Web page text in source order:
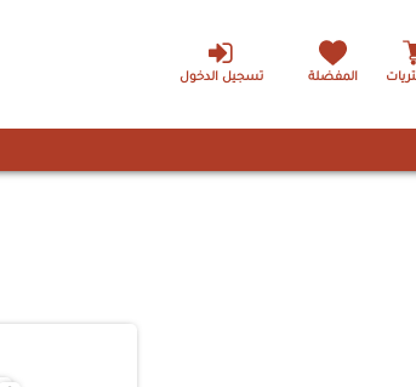
تسجيل الدخول المفضلة